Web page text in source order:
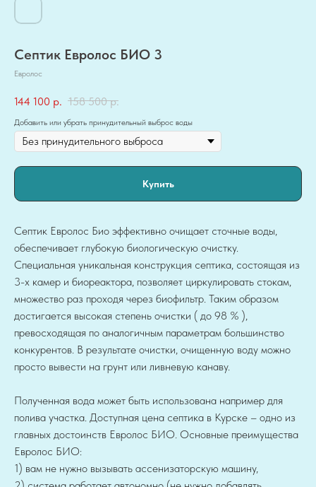
Септик Евролос БИО 3
Евролос
144 100 р. 158 500 р.
Добавить или убрать принудительный выброс воды
Купить
Септик Евролос Био эффективно очищает сточные воды,
обеспечивает глубокую биологическую очистку.
Специальная уникальная конструкция септика, состоящая из
3-х камер и биореактора, позволяет циркулировать стокам,
множество раз проходя через биофильтр. Таким образом
достигается высокая степень очистки ( до 98 % ),
превосходящая по аналогичным параметрам большинство
конкурентов. В результате очистки, очищенную воду можно
просто вывести на грунт или ливневую канаву.
Полученная вода может быть использована например для
полива участка. Доступная цена септика в Курске – одно из
главных достоинств Евролос БИО. Основные преимущества
Евролос БИО:
1) вам не нужно вызывать ассенизаторскую машину,